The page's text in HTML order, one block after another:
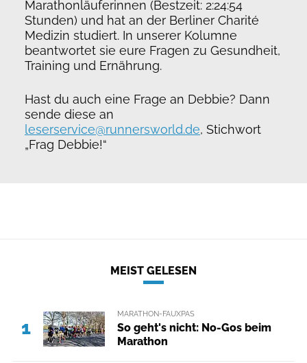
Marathonläuferinnen (Bestzeit: 2:24:54
Stunden) und hat an der Berliner Charité
Medizin studiert. In unserer Kolumne
beantwortet sie eure Fragen zu Gesundheit,
Training und Ernährung.
Hast du auch eine Frage an Debbie? Dann
sende diese an
leserservice@runnersworld.de, Stichwort
„Frag Debbie!“
MEIST GELESEN
1
MARATHON-FAUXPAS
So geht's nicht: No-Gos beim
Marathon